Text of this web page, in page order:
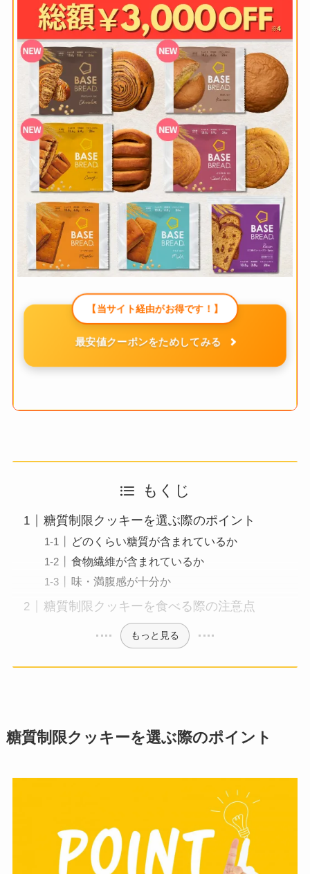
【当サイト経由がお得です！】
最安値クーポンをためしてみる
もくじ
糖質制限クッキーを選ぶ際のポイント
どのくらい糖質が含まれているか
食物繊維が含まれているか
味・満腹感が十分か
糖質制限クッキーを食べる際の注意点
もっと見る
糖質制限クッキーを選ぶ際のポイント